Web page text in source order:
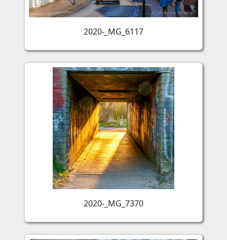
2020-_MG_6117
2020-_MG_7370